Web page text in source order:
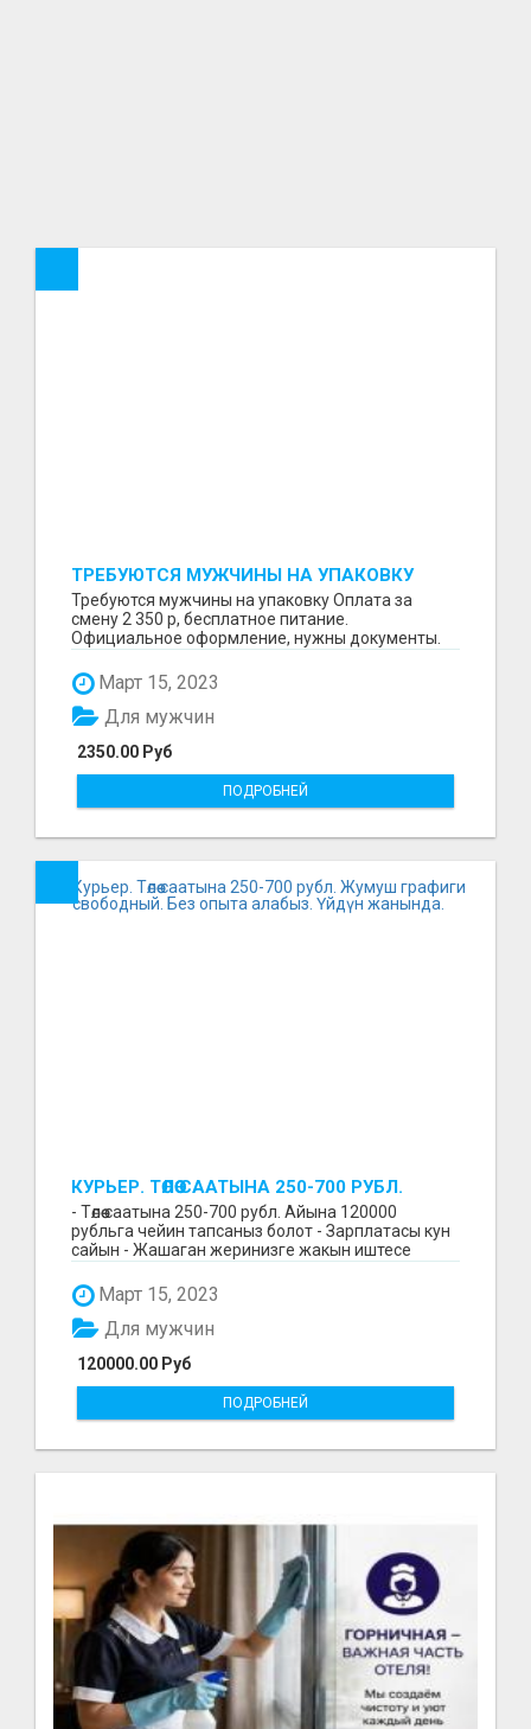
ТРЕБУЮТСЯ МУЖЧИНЫ НА УПАКОВКУ
Требуются мужчины на упаковку Оплата за
смену 2 350 р, бесплатное питание.
Официальное оформление, нужны документы.
Март 15, 2023
2350.00 Руб
Для мужчин
ПОДРОБНЕЙ
КУРЬЕР. ТӨЛӨӨ СААТЫНА 250-700 РУБЛ.
ЖУМУШ ГРАФИГИ СВОБОДНЫЙ. БЕЗ
ОПЫТА АЛАБЫЗ. ҮЙДҮН ЖАНЫНДА.
- Төлөө саатына 250-700 рубл. Айына 120000
рубльга чейин тапсаныз болот - Зарплатасы кун
сайын - Жашаган жеринизге жакын иштесе
Март 15, 2023
120000.00 Руб
Для мужчин
ПОДРОБНЕЙ